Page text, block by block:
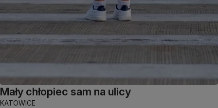
Mały chłopiec sam na ulicy
KATOWICE